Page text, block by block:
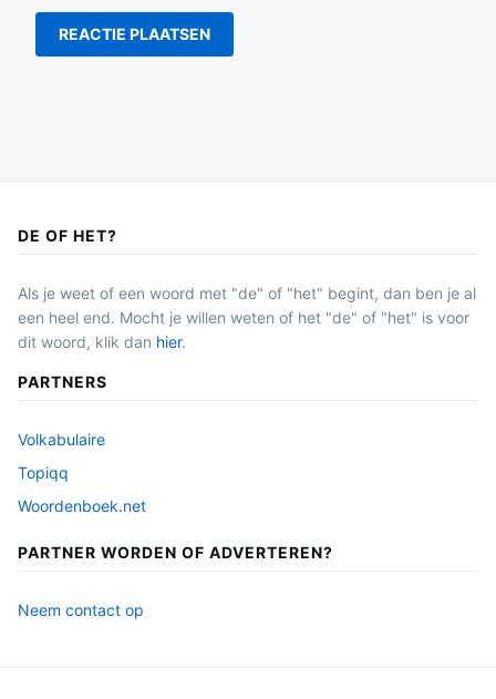
DE OF HET?
Als je weet of een woord met "de" of "het" begint, dan ben je al
een heel end. Mocht je willen weten of het "de" of "het" is voor
dit woord, klik dan hier.
PARTNERS
Volkabulaire
Topiqq
Woordenboek.net
PARTNER WORDEN OF ADVERTEREN?
Neem contact op